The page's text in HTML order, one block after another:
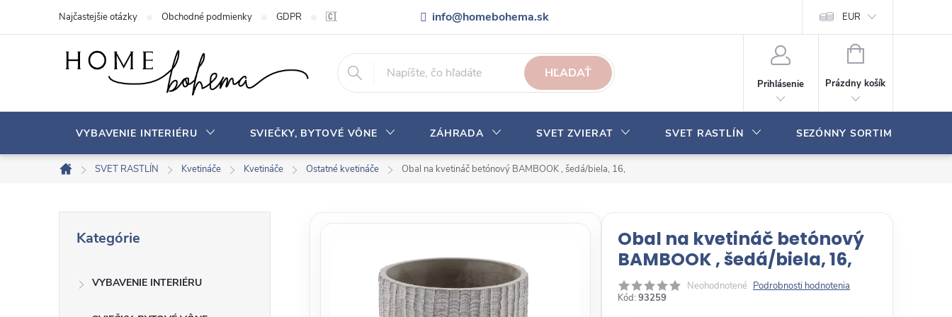
ť
info@homebohema.sk
Najčastejšie otázky Obchodné podmienky GDPR 🇨🇿 Pro zákazníky z České republiky Veľkoobchodná spolupráca EUR
HĽADAŤ
Prihlásenie
N
K
N
Prázdny košík
VYBAVENIE INTERIÉRU SVIEČKY, BYTOVÉ VÔNE ZÁHRADA SVET ZVIERAT SVET RASTLÍN SEZÓNNY SORTIMENT
m
SVET RASTLÍN Kvetináče Kvetináče Ostatné kvetináče Obal na kvetináč betónový BAMBOOK , šedá/biela, 16,
Kategórie
VYBAVENIE INTERIÉRU
Obal na kvetináč betónový
BAMBOOK , šedá/biela, 16,
Neohodnotené Podrobnosti hodnotenia
Kód: 93259